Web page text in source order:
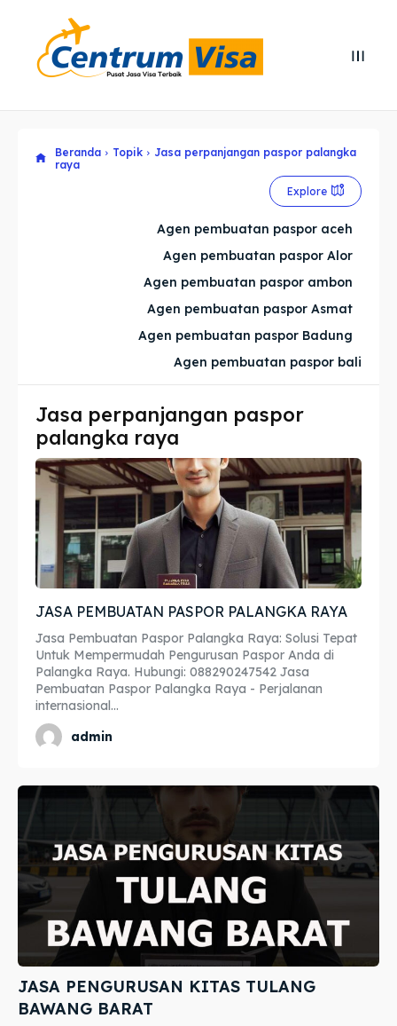
Cari
Cari
Explore our destinations
Imta
Legalisir
Apostille
Penerjemah
Asuransi
Explore our destinations
Imta
Legalisir
Apostille
Penerjemah
Asuransi
Beranda Topik
Jasa perpanjangan paspor palangka
raya
Explore
Agen pembuatan paspor aceh
Agen pembuatan paspor Alor
Agen pembuatan paspor ambon
Agen pembuatan paspor Asmat
Agen pembuatan paspor Badung
Agen pembuatan paspor bali
Jasa perpanjangan paspor
palangka raya
JASA PEMBUATAN PASPOR PALANGKA RAYA
Jasa Pembuatan Paspor Palangka Raya: Solusi Tepat
Untuk Mempermudah Pengurusan Paspor Anda di
Palangka Raya. Hubungi: 088290247542 Jasa
Pembuatan Paspor Palangka Raya - Perjalanan
internasional...
admin
JASA PENGURUSAN KITAS TULANG
BAWANG BARAT